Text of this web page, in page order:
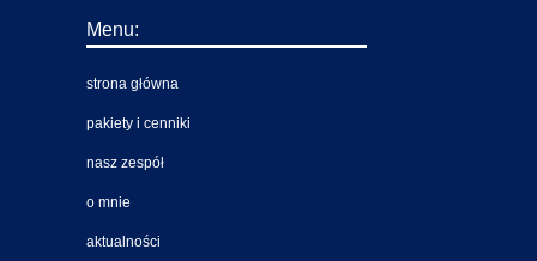
Menu:
strona główna
pakiety i cenniki
nasz zespół
o mnie
aktualności